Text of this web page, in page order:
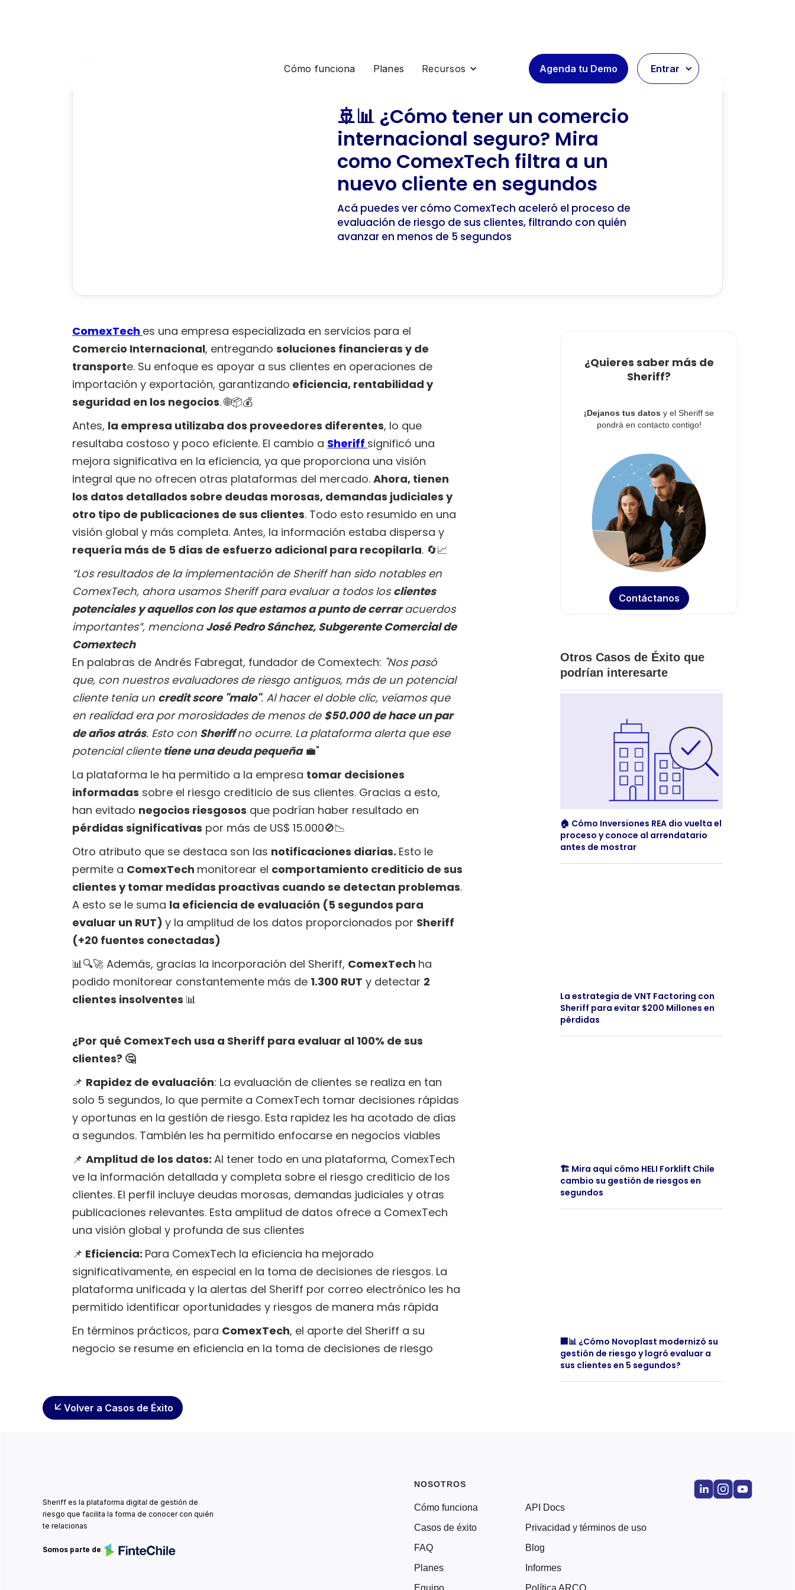
Cómo funciona Planes Recursos Agenda tu Demo Entrar
🚢📊 ¿Cómo tener un comercio
internacional seguro? Mira
como ComexTech filtra a un
nuevo cliente en segundos
Acá puedes ver cómo ComexTech aceleró el proceso de
evaluación de riesgo de sus clientes, filtrando con quién
avanzar en menos de 5 segundos
ComexTech es una empresa especializada en servicios para el
Comercio Internacional, entregando soluciones financieras y de
transporte. Su enfoque es apoyar a sus clientes en operaciones de
importación y exportación, garantizando eficiencia, rentabilidad y
seguridad en los negocios. 🌐📦💰
Antes, la empresa utilizaba dos proveedores diferentes, lo que
resultaba costoso y poco eficiente. El cambio a Sheriff significó una
mejora significativa en la eficiencia, ya que proporciona una visión
integral que no ofrecen otras plataformas del mercado. Ahora, tienen
los datos detallados sobre deudas morosas, demandas judiciales y
otro tipo de publicaciones de sus clientes. Todo esto resumido en una
visión global y más completa. Antes, la información estaba dispersa y
requería más de 5 días de esfuerzo adicional para recopilarla. 🔄📈
“Los resultados de la implementación de Sheriff han sido notables en
ComexTech, ahora usamos Sheriff para evaluar a todos losclientes
potenciales y aquellos con los que estamos a punto de cerraracuerdos
importantes”, mencionaJosé Pedro Sánchez, Subgerente Comercial de
Comextech
En palabras de Andrés Fabregat, fundador de Comextech: "Nos pasó
que, con nuestros evaluadores de riesgo antiguos, más de un potencial
cliente tenía un credit score "malo". Al hacer el doble clic, veíamos que
en realidad era por morosidades de menos de $50.000 de hace un par
de años atrás. Esto con Sheriffno ocurre. La plataforma alerta que ese
potencial clientetiene una deuda pequeña 💼"
La plataforma le ha permitido a la empresa tomar decisiones
informadas sobre el riesgo crediticio de sus clientes. Gracias a esto,
han evitado negocios riesgosos que podrían haber resultado en
pérdidas significativas por más de US$ 15.000🚫📉
Otro atributo que se destaca son las notificaciones diarias. Esto le
permite a ComexTech monitorear el comportamiento crediticio de sus
clientes y tomar medidas proactivas cuando se detectan problemas.
A esto se le suma la eficiencia de evaluación (5 segundos para
evaluar un RUT) y la amplitud de los datos proporcionados por Sheriff
(+20 fuentes conectadas)
📊🔍🚀 Además, gracias la incorporación del Sheriff, ComexTech ha
podido monitorear constantemente más de 1.300 RUT y detectar 2
clientes insolventes 📊
¿Por qué ComexTech usa a Sheriff para evaluar al 100% de sus
clientes? 🤔
📌 Rapidez de evaluación: La evaluación de clientes se realiza en tan
solo 5 segundos, lo que permite a ComexTech tomar decisiones rápidas
y oportunas en la gestión de riesgo. Esta rapidez les ha acotado de días
a segundos. También les ha permitido enfocarse en negocios viables
📌 Amplitud de los datos: Al tener todo en una plataforma, ComexTech
ve la información detallada y completa sobre el riesgo crediticio de los
clientes. El perfil incluye deudas morosas, demandas judiciales y otras
publicaciones relevantes. Esta amplitud de datos ofrece a ComexTech
una visión global y profunda de sus clientes
📌 Eficiencia: Para ComexTech la eficiencia ha mejorado
significativamente, en especial en la toma de decisiones de riesgos. La
plataforma unificada y la alertas del Sheriff por correo electrónico les ha
permitido identificar oportunidades y riesgos de manera más rápida
En términos prácticos, para ComexTech, el aporte del Sheriff a su
negocio se resume en eficiencia en la toma de decisiones de riesgo
¿Quieres saber más de
Sheriff?
¡Dejanos tus datos y el Sheriff se
pondrá en contacto contigo!
Contáctanos
Otros Casos de Éxito que
podrían interesarte
🏠 Cómo Inversiones REA dio vuelta el
proceso y conoce al arrendatario
antes de mostrar
La estrategia de VNT Factoring con
Sheriff para evitar $200 Millones en
pérdidas
🏗️ Mira aquí cómo HELI Forklift Chile
cambio su gestión de riesgos en
segundos
🏢📊 ¿Cómo Novoplast modernizó su
gestión de riesgo y logró evaluar a
sus clientes en 5 segundos?
Volver a Casos de Éxito
Sheriff es la plataforma digital de gestión de
riesgo que facilita la forma de conocer con quién
te relacionas
Somos parte de
NOSOTROS
Cómo funciona
Casos de éxito
FAQ
Planes
Equipo
API Docs
Privacidad y términos de uso
Blog
Informes
Política ARCO